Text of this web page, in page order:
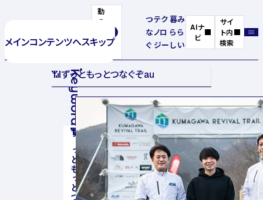
メインコンテンツへスキップ
動
き
停
つ
な
ぐ
テク
ノロ
ジー
暮
ら
し
み
ら
い
AIナ
ビ
サイ
ト内
検索
Keyword
📶
📶ずっともっとつなぐぞau